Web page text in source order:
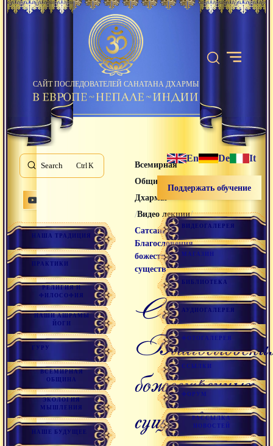
САЙТ ПОСЛЕДОВАТЕЛЕЙ САНАТАНА ДХАРМЫ
Search K
НАША ТРАДИЦИЯ
ПРАКТИКИ
РЕЛИГИЯ И
ФИЛОСОФИЯ
НАШИ АШРАМЫ
ЙОГИ
ГУРУ
ВСЕМИРНАЯ
ОБЩИНА
ЭКОЛОГИЯ
МЫШЛЕНИЯ
НАШЕ БУДУЩЕЕ
Всемирная
Община Санатана
Дхармы
/Видео лекции/
Сатсанг
Благословения
божественных
существ
Сатсанг
божественных
существ
En De It
Поддержать обучение
ВИДЕОГАЛЕРЕЯ
МАГАЗИН
БИБЛИОТЕКА
АУДИОГАЛЕРЕЯ
ФОТОГАЛЕРЕЯ
ССЫЛКИ
ФОРУМ
РАССЫЛКА
НОВОСТЕЙ